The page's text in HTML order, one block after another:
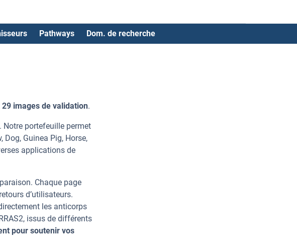
Pathways Dom. de recherche
29 images de validation.
Notre portefeuille permet
Dog, Guinea Pig, Horse,
applications de
Chaque page
d’utilisateurs.
les anticorps
issus de différents
pour soutenir vos